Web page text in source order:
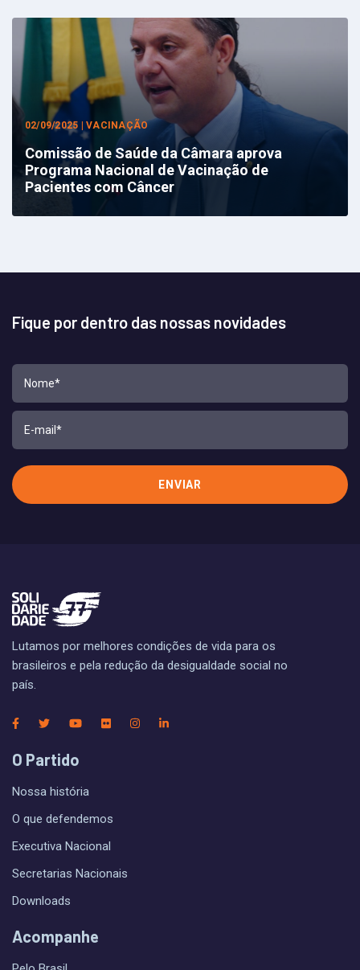
02/09/2025 | VACINAÇÃO
Comissão de Saúde da Câmara aprova
Programa Nacional de Vacinação de
Pacientes com Câncer
Fique por dentro das nossas novidades
Lutamos por melhores condições de vida para os
brasileiros e pela redução da desigualdade social no
país.
O Partido
Nossa história
O que defendemos
Executiva Nacional
Secretarias Nacionais
Downloads
Acompanhe